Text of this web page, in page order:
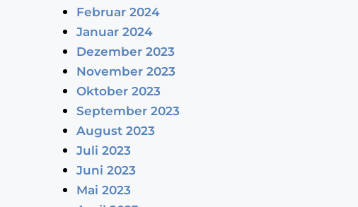
Februar 2024
Januar 2024
Dezember 2023
November 2023
Oktober 2023
September 2023
August 2023
Juli 2023
Juni 2023
Mai 2023